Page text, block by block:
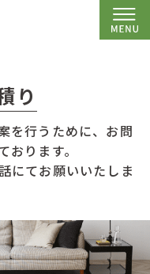
り
を行うために、お問
ります。
にてお願いいたしま